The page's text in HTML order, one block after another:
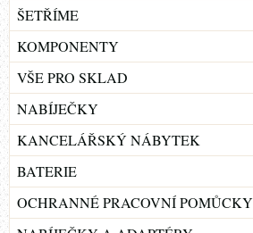
ŠETŘÍME
KOMPONENTY
VŠE PRO SKLAD
NABÍJEČKY
KANCELÁŘSKÝ NÁBYTEK
BATERIE
OCHRANNÉ PRACOVNÍ POMŮCKY